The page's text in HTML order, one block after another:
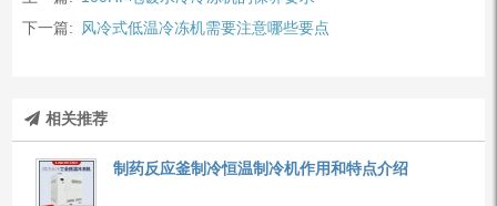
下一篇:
风冷式低温冷冻机需要注意哪些要点
相关推荐
制药反应釜制冷恒温制冷机作用和特点介绍